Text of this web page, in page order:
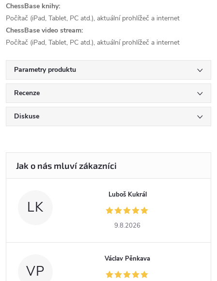
ChessBase knihy:
Počítač (iPad, Tablet, PC atd.), aktuální prohlížeč a internet
ChessBase video stream:
Počítač (iPad, Tablet, PC atd.), aktuální prohlížeč a internet
Parametry produktu
Recenze
Diskuse
LK
Luboš Kukrál
9.8.2026
VP
Václav Pěnkava